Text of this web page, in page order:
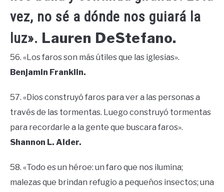
vez, no sé a dónde nos guiará la
luz». Lauren DeStefano.
56. «Los faros son más útiles que las iglesias».
Benjamin Franklin.
57. «Dios construyó faros para ver a las personas a
través de las tormentas. Luego construyó tormentas
para recordarle a la gente que buscara faros».
Shannon L. Alder.
58. «Todo es un héroe: un faro que nos ilumina;
malezas que brindan refugio a pequeños insectos; una